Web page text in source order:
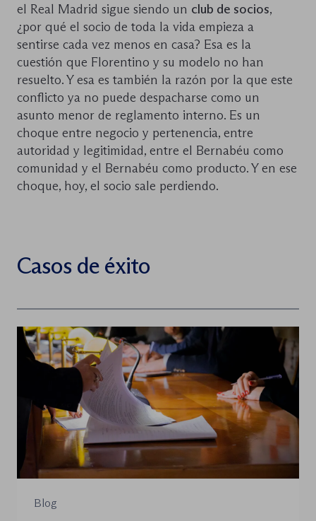
el Real Madrid sigue siendo un club de socios,
¿por qué el socio de toda la vida empieza a
sentirse cada vez menos en casa? Esa es la
cuestión que Florentino y su modelo no han
resuelto. Y esa es también la razón por la que este
conflicto ya no puede despacharse como un
asunto menor de reglamento interno. Es un
choque entre negocio y pertenencia, entre
autoridad y legitimidad, entre el Bernabéu como
comunidad y el Bernabéu como producto. Y en ese
choque, hoy, el socio sale perdiendo.
Casos de éxito
Blog